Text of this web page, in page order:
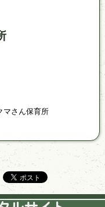
マさん保育所